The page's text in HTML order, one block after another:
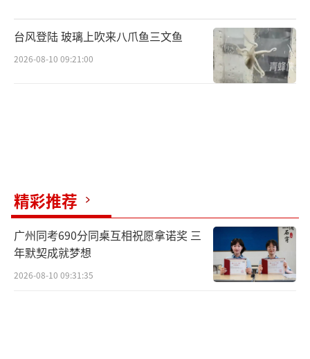
台风登陆 玻璃上吹来八爪鱼三文鱼
2026-08-10 09:21:00
精彩推荐
广州同考690分同桌互相祝愿拿诺奖 三
年默契成就梦想
2026-08-10 09:31:35